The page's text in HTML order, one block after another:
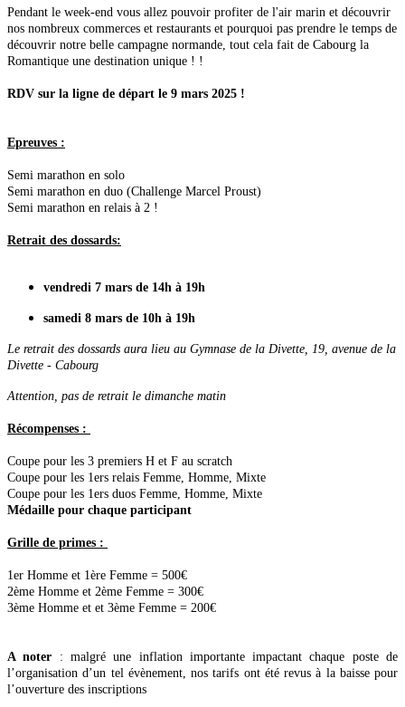
Pendant le week-end vous allez pouvoir profiter de l'air marin et découvrir
nos nombreux commerces et restaurants et pourquoi pas prendre le temps de
découvrir notre belle campagne normande, tout cela fait de Cabourg la
Romantique une destination unique ! !
RDV sur la ligne de départ le 9 mars 2025 !
Epreuves :
Semi marathon en solo
Semi marathon en duo (Challenge Marcel Proust)
Semi marathon en relais à 2 !
Retrait des dossards:
vendredi 7 mars de 14h à 19h
samedi 8 mars de 10h à 19h
Le retrait des dossards aura lieu au Gymnase de la Divette, 19, avenue de la
Divette - Cabourg
Attention, pas de retrait le dimanche matin
Récompenses :
Coupe pour les 3 premiers H et F au scratch
Coupe pour les 1ers relais Femme, Homme, Mixte
Coupe pour les 1ers duos Femme, Homme, Mixte
Médaille pour chaque participant
Grille de primes :
1er Homme et 1ère Femme = 500€
2ème Homme et 2ème Femme = 300€
3ème Homme et et 3ème Femme = 200€
A noter : malgré une inflation importante impactant chaque poste de
l’organisation d’un tel évènement, nos tarifs ont été revus à la baisse pour
l’ouverture des inscriptions